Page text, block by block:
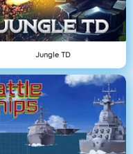
Jungle TD